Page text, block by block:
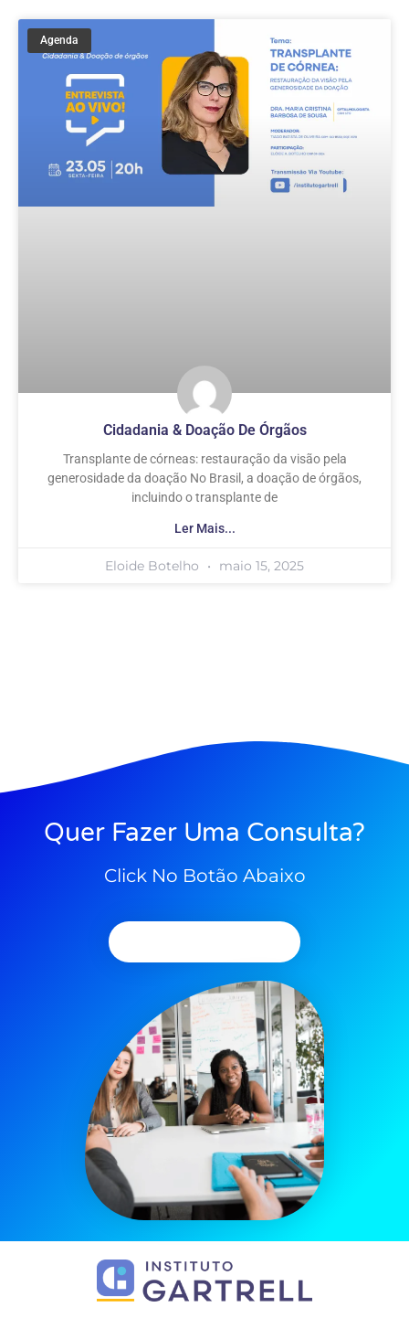
Agenda
Cidadania & Doação De Órgãos
Transplante de córneas: restauração da visão pela
generosidade da doação No Brasil, a doação de órgãos,
incluindo o transplante de
Ler Mais...
Eloide Botelho maio 15, 2025
Quer Fazer Uma Consulta?
Click No Botão Abaixo